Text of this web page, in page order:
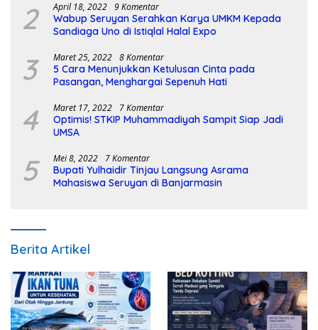
2 April 18, 2022 9 Komentar
Wabup Seruyan Serahkan Karya UMKM Kepada
Sandiaga Uno di Istiqlal Halal Expo
3 Maret 25, 2022 8 Komentar
5 Cara Menunjukkan Ketulusan Cinta pada
Pasangan, Menghargai Sepenuh Hati
4 Maret 17, 2022 7 Komentar
Optimis! STKIP Muhammadiyah Sampit Siap Jadi
UMSA
5 Mei 8, 2022 7 Komentar
Bupati Yulhaidir Tinjau Langsung Asrama
Mahasiswa Seruyan di Banjarmasin
Berita Artikel